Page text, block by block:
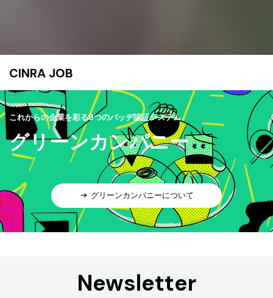
CINRA JOB
これからの企業を彩る9つのバッヂ認証システム
グリーンカンパニー
グリーンカンパニーについて
Newsletter